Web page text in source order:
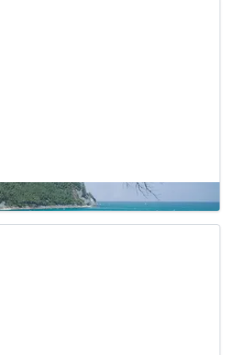
Marche